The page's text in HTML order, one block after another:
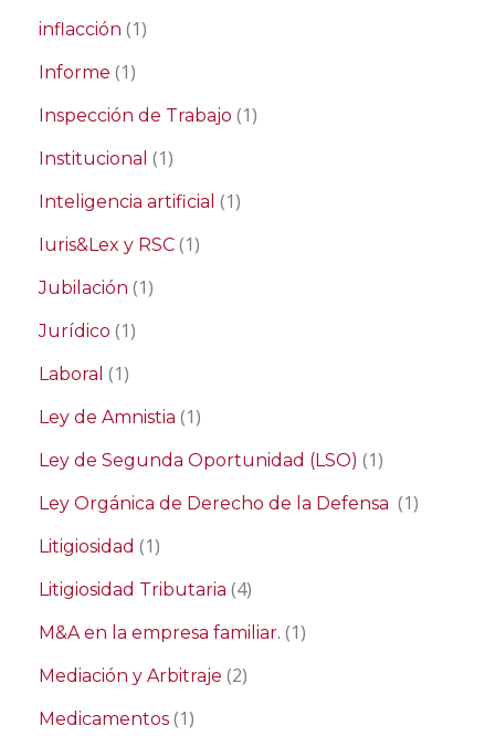
inflacción (1)
Informe (1)
Inspección de Trabajo (1)
Institucional (1)
Inteligencia artificial (1)
Iuris&Lex y RSC (1)
Jubilación (1)
Jurídico (1)
Laboral (1)
Ley de Amnistia (1)
Ley de Segunda Oportunidad (LSO) (1)
Ley Orgánica de Derecho de la Defensa (1)
Litigiosidad (1)
Litigiosidad Tributaria (4)
M&A en la empresa familiar. (1)
Mediación y Arbitraje (2)
Medicamentos (1)